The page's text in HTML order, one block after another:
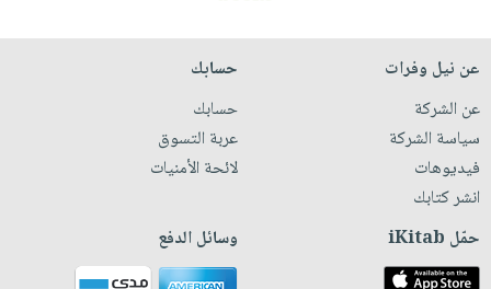
عن نيل وفرات
عن الشركة
سياسة الشركة
فيديوهات
انشر كتابك
حسابك
حسابك
عربة التسوق
لائحة الأمنيات
حمّل iKitab وسائل الدفع